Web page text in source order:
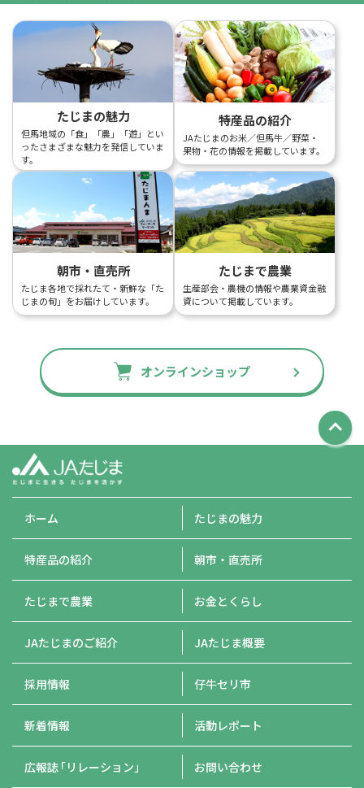
たじまの魅力
但馬地域の「食」「農」「遊」とい
ったさまざまな魅力を発信していま
す。
特産品の紹介
JAたじまのお米／但馬牛／野菜・
果物・花の情報を掲載しています。
朝市・直売所
たじま各地で採れたて・新鮮な「た
じまの旬」をお届けしています。
たじまで農業
生産部会・農機の情報や農業資金融
資について掲載しています。
オンラインショップ
ホーム たじまの魅力
特産品の紹介 朝市・直売所
たじまで農業 お金とくらし
JAたじまのご紹介 JAたじま概要
採用情報 仔牛セリ市
新着情報 活動レポート
広報誌「リレーション」 お問い合わせ